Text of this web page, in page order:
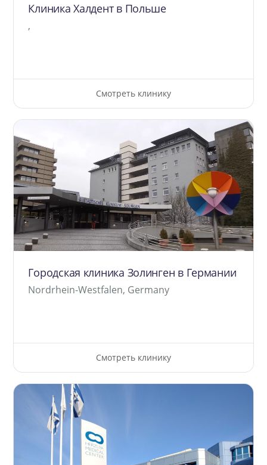
Клиника Халдент в Польше
,
Смотреть клинику
Городская клиника Золинген в Германии
Nordrhein-Westfalen, Germany
Смотреть клинику